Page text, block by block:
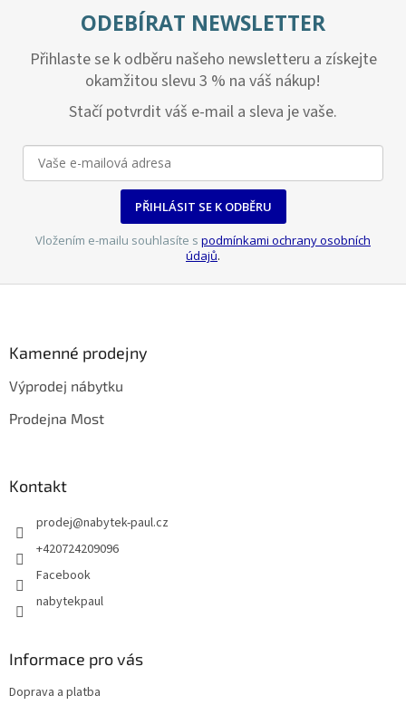
ODEBÍRAT NEWSLETTER
Přihlaste se k odběru našeho newsletteru a získejte
okamžitou slevu 3 % na váš nákup!
Stačí potvrdit váš e-mail a sleva je vaše.
PŘIHLÁSIT SE K ODBĚRU
Vložením e-mailu souhlasíte s podmínkami ochrany osobních
údajů.
Kamenné prodejny
Výprodej nábytku
Prodejna Most
Kontakt
prodej@nabytek-paul.cz
+420724209096
Facebook
nabytekpaul
Informace pro vás
Doprava a platba